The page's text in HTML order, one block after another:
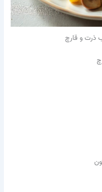
ذرت و قارچ